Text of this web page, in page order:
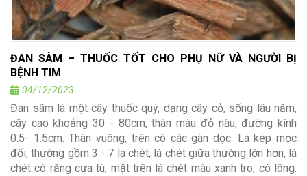
ĐAN SÂM – THUỐC TỐT CHO PHỤ NỮ VÀ NGƯỜI BỊ
BỆNH TIM
04/12/2023
Đan sâm là một cây thuốc quý, dạng cây cỏ, sống lâu năm,
cây cao khoảng 30 - 80cm, thân màu đỏ nâu, đường kính
0.5- 1.5cm. Thân vuông, trên có các gân dọc. Lá kép mọc
đối, thường gồm 3 - 7 lá chét; lá chét giữa thường lớn hơn, lá
chét có răng cưa tù; mặt trên lá chét màu xanh tro, có lông.